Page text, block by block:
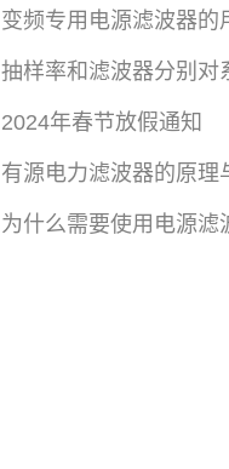
变频专用电源滤波器的
抽样率和滤波器分别对
2024年春节放假通知
有源电力滤波器的原理
为什么需要使用电源滤